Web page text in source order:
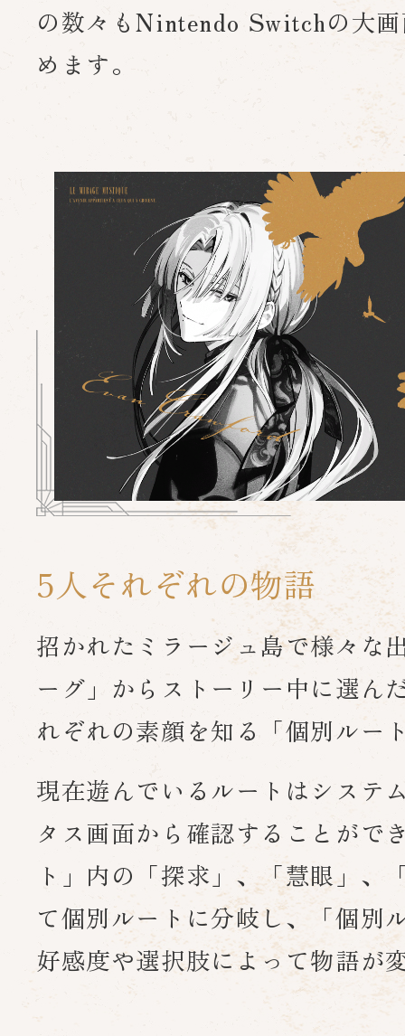
の数々もNintendo Switchの大
めます。
5人それぞれの物語
招かれたミラージュ島で様々な
ーグ」から ストーリー中に選ん
れぞれの素顔を知る「個別ルー
現在遊んでいるルートはシステ
タス画面から確認することがで
ト」内の「探求」、「慧眼」、
て個別ルートに分岐し、「個別
好感度や選択肢によって物語が